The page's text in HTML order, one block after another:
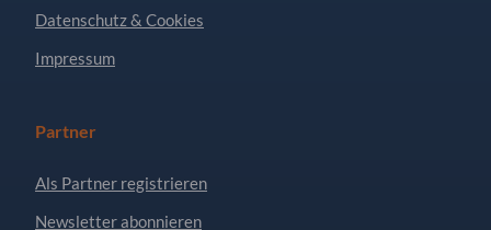
Datenschutz & Cookies
Impressum
Partner
Als Partner registrieren
Newsletter abonnieren